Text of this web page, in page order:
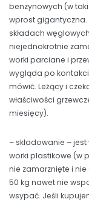
benzynowych (w
wprost gigantyczna.
składach
niejednokrotnie
worki parciane i
wygląda po
mówić. Leżący i
właściwości
miesięcy).
– składowanie –
worki plastikowe (w
nie zamarznięte i
50 kg nawet nie
wsypać. Jeśli